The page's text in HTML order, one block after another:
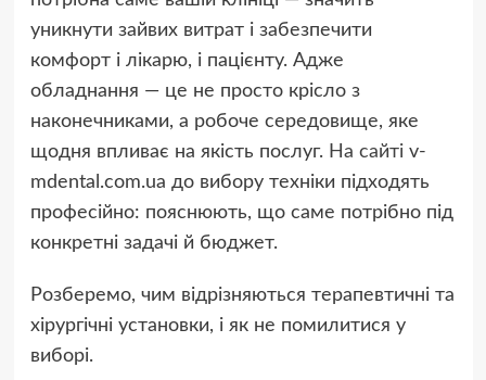
уникнути зайвих витрат і забезпечити
комфорт і лікарю, і пацієнту. Адже
обладнання — це не просто крісло з
наконечниками, а робоче середовище, яке
щодня впливає на якість послуг. На сайтіv-
mdental.com.ua до вибору техніки підходять
професійно: пояснюють, що саме потрібно під
конкретні задачі й бюджет.
Розберемо, чим відрізняються терапевтичні та
хірургічні установки, і як не помилитися у
виборі.